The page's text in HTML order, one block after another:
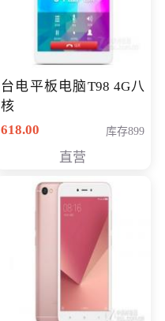
台电平板电脑T98 4G八
核
618.00
库存899
直营